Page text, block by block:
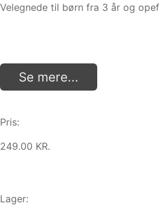
Velegnede til børn fra 3 år og opef
Se mere...
Pris:
249.00 KR.
Lager: